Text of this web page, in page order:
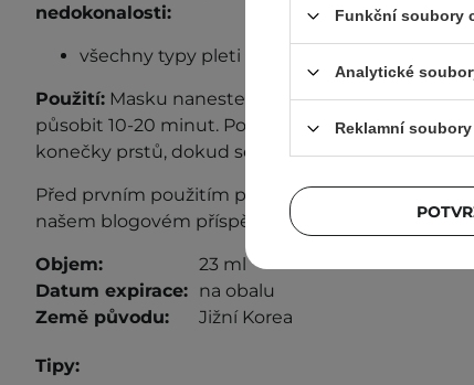
nedokonalosti:
všechny typy pleti
Použití: Masku naneste na důkladně vyčištěný a
působit 10-20 minut. Poté fólii sejměte a jemně
konečky prstů, dokud se zcela nevstřebá.
Před prvním použitím proveďte test
našem blogovém příspěvku „Test snášenlivosti“.
Objem:
23 ml
Datum expirace: na obalu
Země původu:
Jižní Korea
Tipy:
Funkční soubory
Analytické
Reklamní